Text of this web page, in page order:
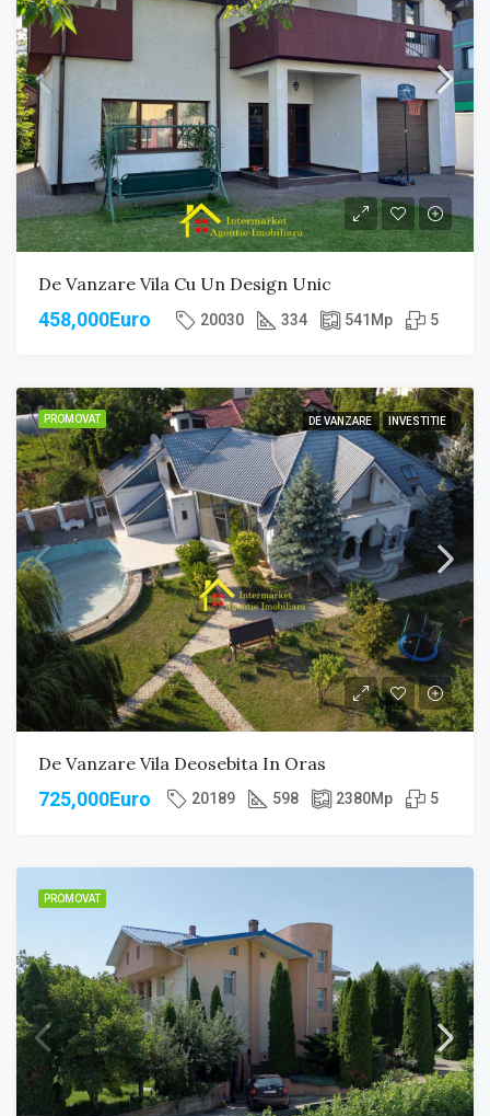
De Vanzare Vila Cu Un Design Unic
458,000Euro 20030 334 541Mp 5
PROMOVAT DE VANZARE INVESTITIE
De Vanzare Vila Deosebita In Oras
725,000Euro 20189 598 2380Mp 5
PROMOVAT